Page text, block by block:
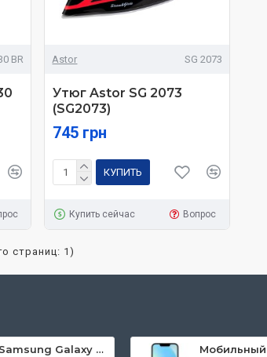
BR Astor SG 2073
Утюг Astor SG 2073
(SG2073)
745 грн
КУПИТЬ
Купить сейчас Вопрос
страниц: 1)
Планшет Samsung Galaxy Tab S10 FE 5G 8/128GB Gray (SM-X526BZAREUC)